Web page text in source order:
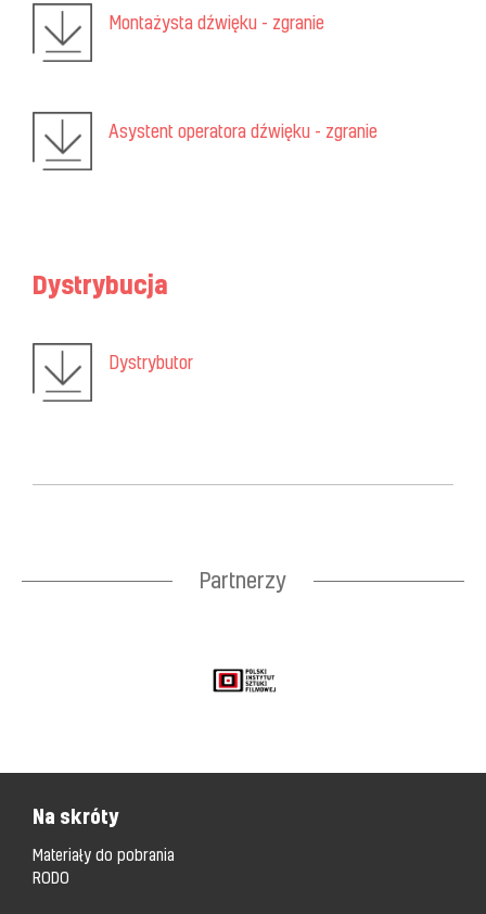
Montażysta dźwięku - zgranie
Asystent operatora dźwięku - zgranie
Dystrybucja
Dystrybutor
Partnerzy
Na skróty
Materiały do pobrania
RODO